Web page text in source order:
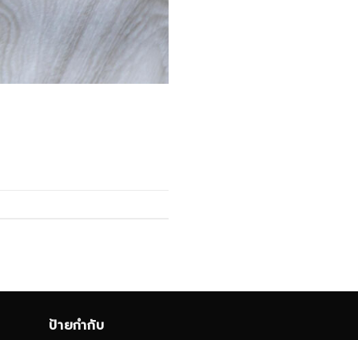
ป้ายกำกับ